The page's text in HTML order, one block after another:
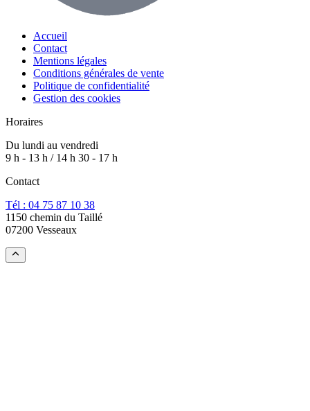
Accueil
Contact
Mentions légales
Conditions générales de vente
Politique de confidentialité
Gestion des cookies
Horaires
Du lundi au vendredi
9 h - 13 h / 14 h 30 - 17 h
Contact
Tél : 04 75 87 10 38
1150 chemin du Taillé
07200 Vesseaux